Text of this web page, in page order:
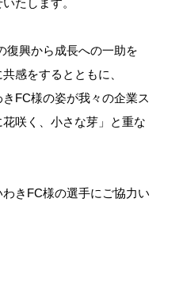
たします。
復興から成長への一助を
感をするとともに、
FC様の姿が我々の企業ス
咲く、小さな芽」と重な
きFC様の選手にご協力い